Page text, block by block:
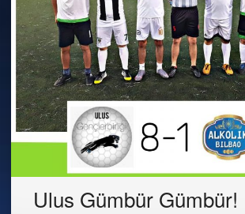
Ulus Gümbür Gümbür!